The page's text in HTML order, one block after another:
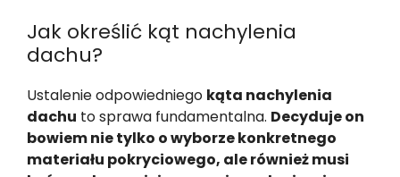
Jak określić kąt nachylenia
dachu?
Ustalenie odpowiedniego kąta nachylenia
dachu to sprawa fundamentalna. Decyduje on
bowiem nie tylko o wyborze konkretnego
materiału pokryciowego, ale również musi